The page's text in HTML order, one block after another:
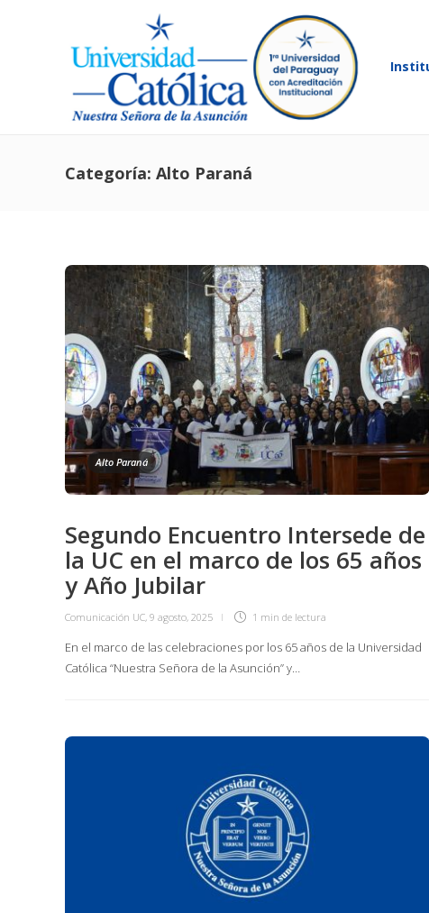
Categoría: Alto Paraná
Alto Paraná
Segundo Encuentro Intersede de
la UC en el marco de los 65 años
y Año Jubilar
Comunicación UC, 9 agosto, 2025 1 min de lectura
En el marco de las celebraciones por los 65 años de la Universidad
Católica “Nuestra Señora de la Asunción” y…